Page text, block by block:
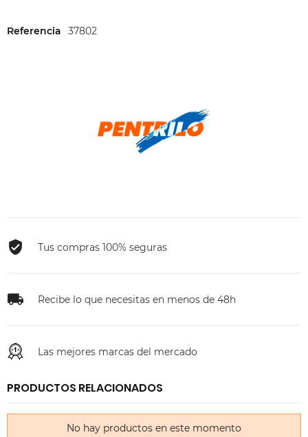
Referencia 37802
Tus compras 100% seguras
Recibe lo que necesitas en menos de 48h
Las mejores marcas del mercado
PRODUCTOS RELACIONADOS
No hay productos en este momento